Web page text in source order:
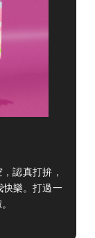
認真打拚，
快樂。打過一